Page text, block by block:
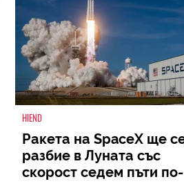
HIEND
Ракета на SpaceX ще се